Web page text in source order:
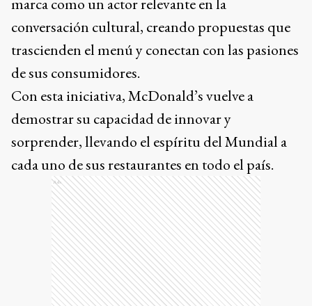
conversación cultural, creando propuestas que
trascienden el menú y conectan con las pasiones
de sus consumidores.
Con esta iniciativa, McDonald’s vuelve a
demostrar su capacidad de innovar y
sorprender, llevando el espíritu del Mundial a
cada uno de sus restaurantes en todo el país.
Ads